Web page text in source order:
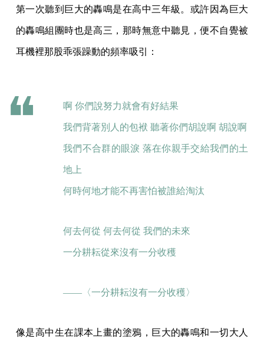
第一次聽到巨大的轟鳴是在高中三年級。或許因為巨大
的轟鳴組團時也是高三，那時無意中聽見，便不自覺被
耳機裡那股乖張躁動的頻率吸引：
啊 你們說努力就會有好結果
我們背著別人的包袱 聽著你們胡說啊 胡說啊
我們不合群的眼淚 落在你親手交給我們的土
地上
何時何地才能不再害怕被誰給淘汰
何去何從 何去何從 我們的未來
一分耕耘從來沒有一分收穫
——〈一分耕耘沒有一分收穫〉
像是高中生在課本上畫的塗鴉，巨大的轟鳴和一切大人